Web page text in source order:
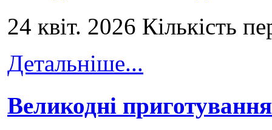
24 квіт. 2026 Кількість
Детальніше...
Великодні приготування